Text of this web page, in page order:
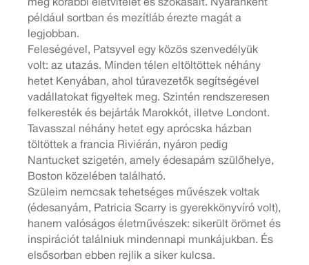
meg korábbi életvitelét és szokásait. Nyaranként
például sortban és mezítláb érezte magát a
legjobban.
Feleségével, Patsyvel egy közös szenvedélyük
volt: az utazás. Minden télen eltöltöttek néhány
hetet Kenyában, ahol túravezetők segítségével
vadállatokat figyeltek meg. Szintén rendszeresen
felkeresték és bejárták Marokkót, illetve Londont.
Tavasszal néhány hetet egy aprócska házban
töltöttek a francia Riviérán, nyáron pedig
Nantucket szigetén, amely édesapám szülőhelye,
Boston közelében található.
Szüleim nemcsak tehetséges művészek voltak
(édesanyám, Patricia Scarry is gyerekkönyvíró volt),
hanem valóságos életművészek: sikerült örömet és
inspirációt találniuk mindennapi munkájukban. És
elsősorban ebben rejlik a siker kulcsa.